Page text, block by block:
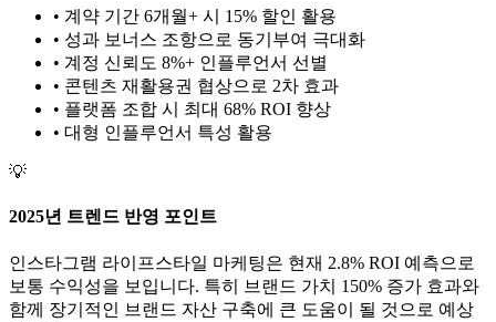
• 계약 기간 6개월+ 시 15% 할인 활용
• 성과 보너스 조항으로 동기부여 극대화
• 계정 신뢰도 8%+ 인플루언서 선별
• 콘텐츠 재활용권 협상으로 2차 효과
• 플랫폼 조합 시 최대 68% ROI 향상
• 대형 인플루언서 특성 활용
💡
2025년 트렌드 반영 포인트
인스타그램 라이프스타일 마케팅은 현재 2.8% ROI 예측으로
보통 수익성을 보입니다. 특히 브랜드 가치 150% 증가 효과와
함께 장기적인 브랜드 자산 구축에 큰 도움이 될 것으로 예상